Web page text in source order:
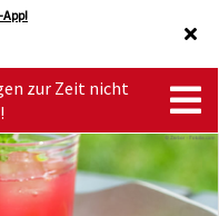
zur Zeit nicht